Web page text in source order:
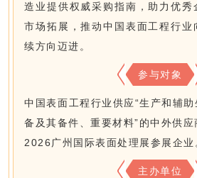
造业提供权威采购指南，助力优秀
市场拓展，推动中国表面工程行业
续方向迈进。
参与对象
中国表面工程行业供应“生产和辅
备及其备件、重要材料”的中外供
2026广州国际表面处理展参展企业
主办单位